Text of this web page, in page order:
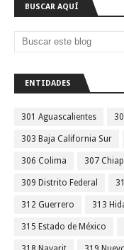
BUSCAR AQUÍ
ENTIDADES
301 Aguascalientes
303 Baja California Sur
306 Colima 307
309 Distrito Federal
312 Guerrero 313
315 Estado de México